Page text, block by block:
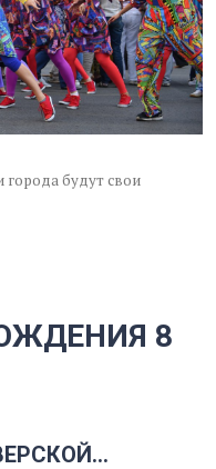
города будут свои
8